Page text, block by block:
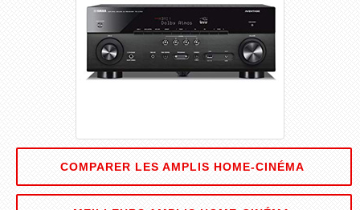
COMPARER LES AMPLIS HOME-CINÉMA